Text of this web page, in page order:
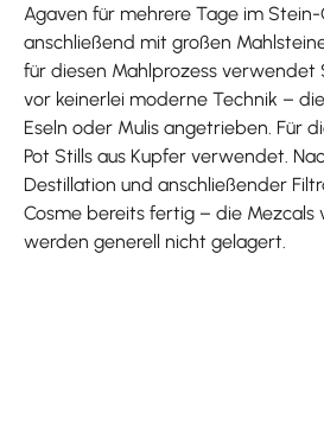
Agaven für mehrere Tage im
anschließend mit großen
für diesen Mahlprozess verwendet
vor keinerlei moderne Technik –
Eseln oder Mulis angetrieben. Für
Pot Stills aus Kupfer verwendet.
Destillation und anschließender
Cosme bereits fertig – die Mezcals
werden generell nicht gelagert.